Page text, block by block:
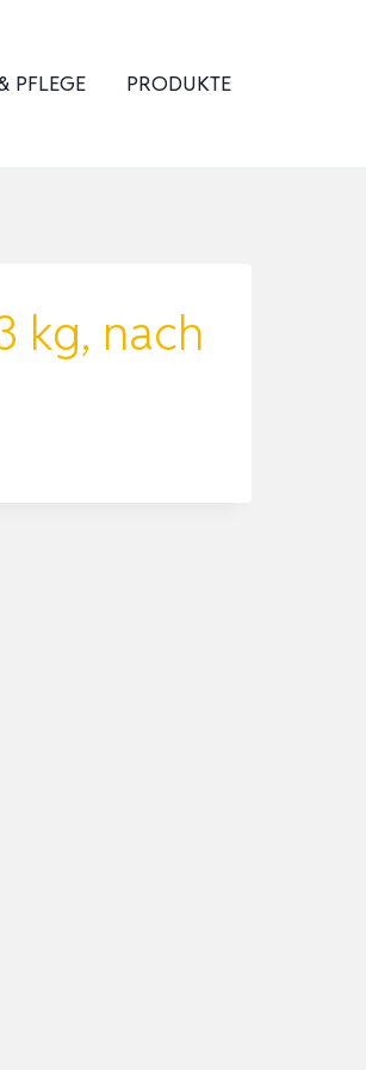
PFLEGE PRODUKTE
kg, nach